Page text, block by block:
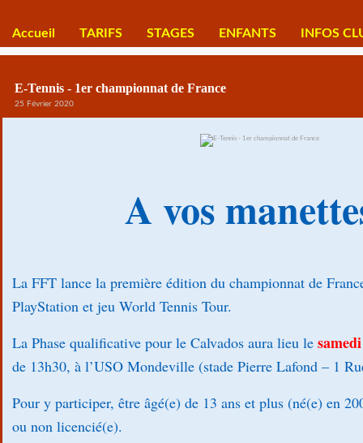
Accueil TARIFS STAGES ENFANTS INFOS
E-Tennis - 1er championnat de France
25 Février 2020
A vos
La FFT lance la première édition du championnat de
PlayStation et jeu World Tennis Tour.
La Phase qualificative pour le Calvados aura lieu le
de 13h30, à l’USO Mondeville (stade Pierre Lafond – 1
Pour y participer, être âgé(e) de 13 ans et plus (né(e) en
ou non licencié(e).